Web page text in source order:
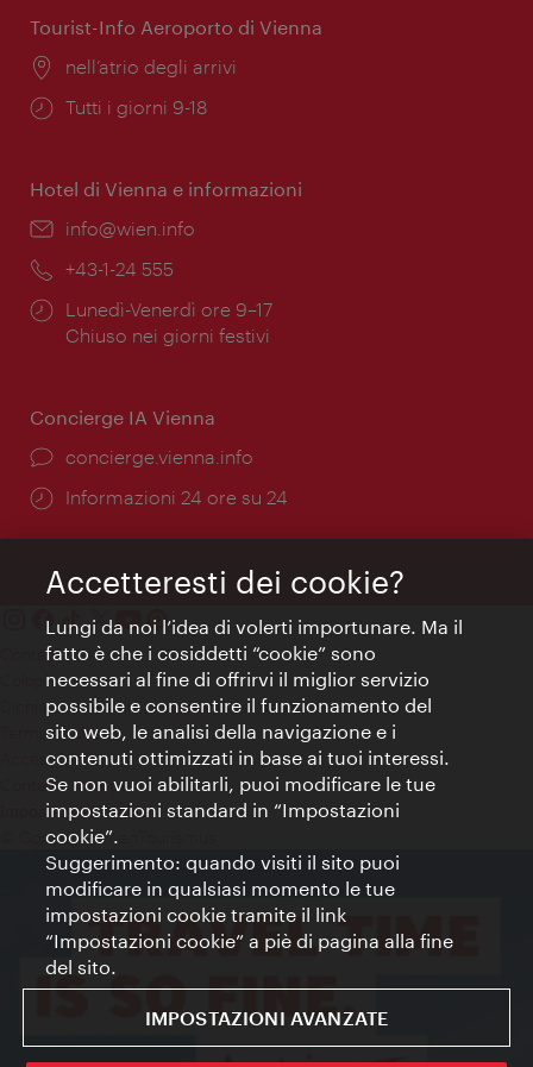
Tourist-Info Aeroporto di Vienna
Posizione:
nell’atrio degli arrivi
Orari
Tutti i giorni 9-18
Hotel di Vienna e informazioni
Email:
info@wien.info
Telefono:
+43-1-24 555
Orari
di
Lunedì-Venerdì ore 9–17
Chiuso nei giorni festivi
Concierge IA Vienna
Ort:
concierge.vienna.info
Öffnungszeiten:
Informazioni 24 ore su 24
Contatti
Colophon
Dichiarazione sulla protezione dei dati
Terms of Use
Accessibilità
Contatto stampa
Impostazioni cookie
© Copyright WienTourismus
Accetteresti dei cookie?
Lungi da noi l’idea di volerti importunare. Ma il
fatto è che i cosiddetti “cookie” sono
necessari al fine di offrirvi il miglior servizio
possibile e consentire il funzionamento del
sito web, le analisi della navigazione e i
contenuti ottimizzati in base ai tuoi interessi.
Se non vuoi abilitarli, puoi modificare le tue
impostazioni standard in “Impostazioni
cookie”.
Suggerimento: quando visiti il sito puoi
modificare in qualsiasi momento le tue
impostazioni cookie tramite il link
“Impostazioni cookie” a piè di pagina alla fine
del sito.
IMPOSTAZIONI AVANZATE